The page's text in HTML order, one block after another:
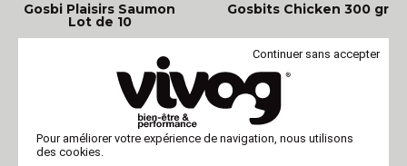
Gosbi Plaisirs Saumon
Lot de 10
Gosbits Chicken 300 gr
Continuer sans accepter
Pour améliorer votre expérience de navigation, nous utilisons
des cookies.